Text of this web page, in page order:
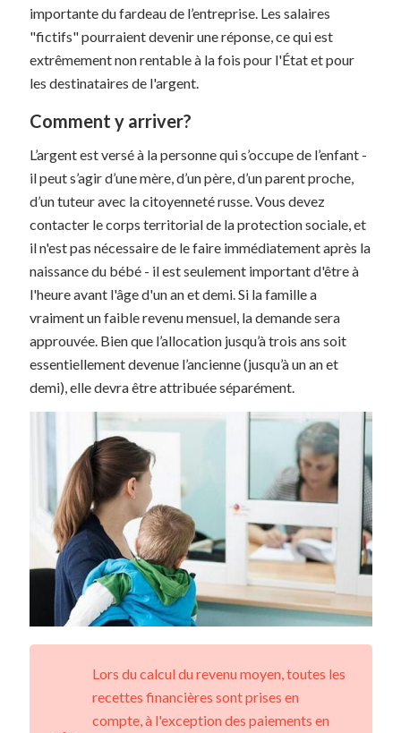
importante du fardeau de l’entreprise. Les salaires
"fictifs" pourraient devenir une réponse, ce qui est
extrêmement non rentable à la fois pour l'État et pour
les destinataires de l'argent.
Comment y arriver?
L’argent est versé à la personne qui s’occupe de l’enfant -
il peut s’agir d’une mère, d’un père, d’un parent proche,
d’un tuteur avec la citoyenneté russe. Vous devez
contacter le corps territorial de la protection sociale, et
il n'est pas nécessaire de le faire immédiatement après la
naissance du bébé - il est seulement important d'être à
l'heure avant l'âge d'un an et demi. Si la famille a
vraiment un faible revenu mensuel, la demande sera
approuvée. Bien que l’allocation jusqu’à trois ans soit
essentiellement devenue l’ancienne (jusqu’à un an et
demi), elle devra être attribuée séparément.
Lors du calcul du revenu moyen, toutes les
recettes financières sont prises en
compte, à l'exception des paiements en